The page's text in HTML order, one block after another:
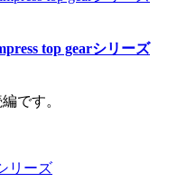
top gearシリーズ
です。